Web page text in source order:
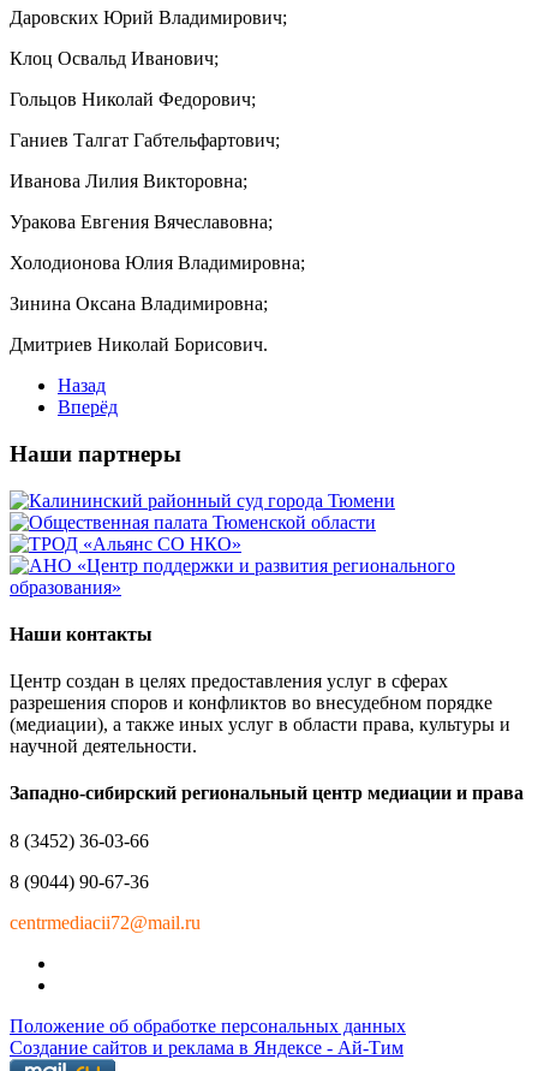
Даровских Юрий Владимирович;
Клоц Освальд Иванович;
Гольцов Николай Федорович;
Ганиев Талгат Габтельфартович;
Иванова Лилия Викторовна;
Уракова Евгения Вячеславовна;
Холодионова Юлия Владимировна;
Зинина Оксана Владимировна;
Дмитриев Николай Борисович.
Назад
Вперёд
Наши партнеры
Наши контакты
Центр создан в целях предоставления услуг в сферах
разрешения споров и конфликтов во внесудебном порядке
(медиации), а также иных услуг в области права, культуры и
научной деятельности.
Западно-сибирский региональный центр медиации и права
8 (3452) 36-03-66
8 (9044) 90-67-36
centrmediacii72@mail.ru
Положение об обработке персональных данных
Создание сайтов и реклама в Яндексе - Ай-Тим